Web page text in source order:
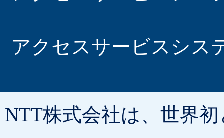
アクセスサービスシ
NTT株式会社は、世界